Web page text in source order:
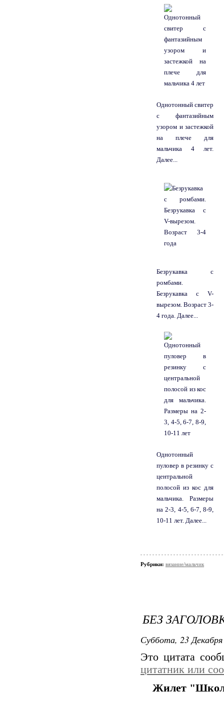
Однотонный свитер
с фантазийным
узором и застежкой
на плече для
мальчика 4 лет.
Далее...
Безрукавка с
ромбами.
Безрукавка с V-
вырезом. Возраст 3-
4 года. Далее...
Однотонный
пуловер в резинку с
центральной
полосой из кос для
мальчика. Размеры
на 2-3, 4-5, 6-7, 8-9,
10-11 лет. Далее...
Рубрики: вязание/мальчик
БЕЗ
Суббота, 23
Это цитата
цитатник или
Жилет